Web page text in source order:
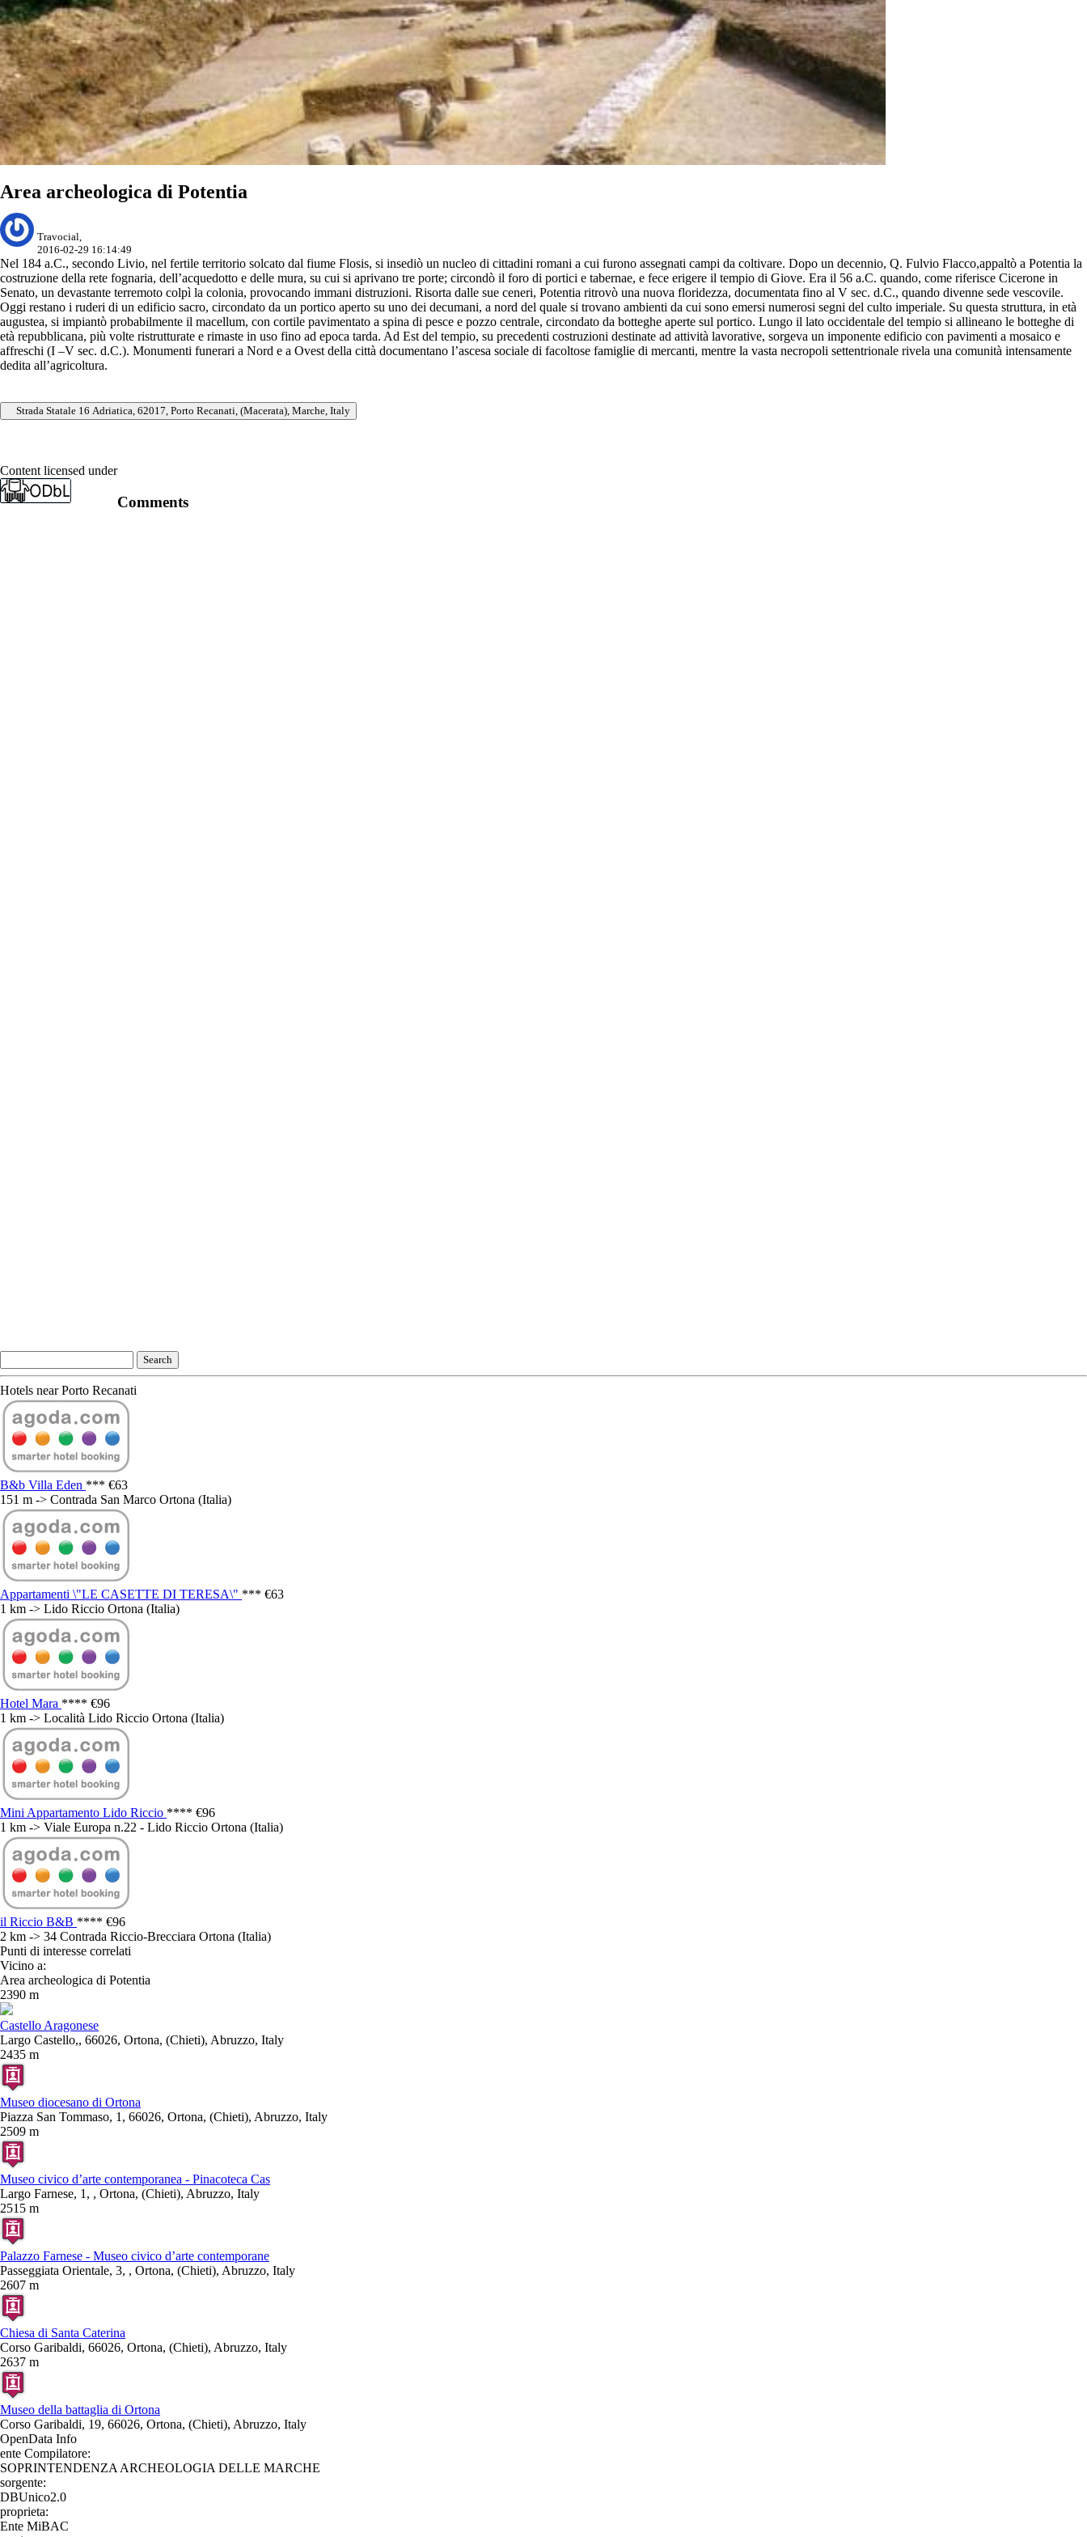
Area archeologica di Potentia
Travocial,
2016-02-29 16:14:49
Nel 184 a.C., secondo Livio, nel fertile territorio solcato dal fiume Flosis, si insediò un nucleo di cittadini romani a cui furono assegnati campi da coltivare. Dopo un decennio, Q. Fulvio Flacco,appaltò a Potentia la
costruzione della rete fognaria, dell’acquedotto e delle mura, su cui si aprivano tre porte; circondò il foro di portici e tabernae, e fece erigere il tempio di Giove. Era il 56 a.C. quando, come riferisce Cicerone in
Senato, un devastante terremoto colpì la colonia, provocando immani distruzioni. Risorta dalle sue ceneri, Potentia ritrovò una nuova floridezza, documentata fino al V sec. d.C., quando divenne sede vescovile.
Oggi restano i ruderi di un edificio sacro, circondato da un portico aperto su uno dei decumani, a nord del quale si trovano ambienti da cui sono emersi numerosi segni del culto imperiale. Su questa struttura, in età
augustea, si impiantò probabilmente il macellum, con cortile pavimentato a spina di pesce e pozzo centrale, circondato da botteghe aperte sul portico. Lungo il lato occidentale del tempio si allineano le botteghe di
età repubblicana, più volte ristrutturate e rimaste in uso fino ad epoca tarda. Ad Est del tempio, su precedenti costruzioni destinate ad attività lavorative, sorgeva un imponente edificio con pavimenti a mosaico e
affreschi (I –V sec. d.C.). Monumenti funerari a Nord e a Ovest della città documentano l’ascesa sociale di facoltose famiglie di mercanti, mentre la vasta necropoli settentrionale rivela una comunità intensamente
dedita all’agricoltura.
Strada Statale 16 Adriatica, 62017, Porto Recanati, (Macerata), Marche, Italy
Content licensed under
Comments
Hotels near Porto Recanati
B&b Villa Eden *** €63
151 m -> Contrada San Marco Ortona (Italia)
Appartamenti \"LE CASETTE DI TERESA\" *** €63
1 km -> Lido Riccio Ortona (Italia)
Hotel Mara **** €96
1 km -> Località Lido Riccio Ortona (Italia)
Mini Appartamento Lido Riccio **** €96
1 km -> Viale Europa n.22 - Lido Riccio Ortona (Italia)
il Riccio B&B **** €96
2 km -> 34 Contrada Riccio-Brecciara Ortona (Italia)
Punti di interesse correlati
Vicino a:
Area archeologica di Potentia
2390 m
Castello Aragonese
Largo Castello,, 66026, Ortona, (Chieti), Abruzzo, Italy
2435 m
Museo diocesano di Ortona
Piazza San Tommaso, 1, 66026, Ortona, (Chieti), Abruzzo, Italy
2509 m
Museo civico d’arte contemporanea - Pinacoteca Cas
Largo Farnese, 1, , Ortona, (Chieti), Abruzzo, Italy
2515 m
Palazzo Farnese - Museo civico d’arte contemporane
Passeggiata Orientale, 3, , Ortona, (Chieti), Abruzzo, Italy
2607 m
Chiesa di Santa Caterina
Corso Garibaldi, 66026, Ortona, (Chieti), Abruzzo, Italy
2637 m
Museo della battaglia di Ortona
Corso Garibaldi, 19, 66026, Ortona, (Chieti), Abruzzo, Italy
OpenData Info
ente Compilatore:
SOPRINTENDENZA ARCHEOLOGIA DELLE MARCHE
sorgente:
DBUnico2.0
proprieta:
Ente MiBAC